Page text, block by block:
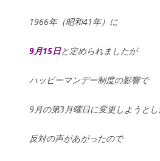
1966年（昭和41年）に
9月15日と定められましたが
ハッピーマンデー制度の影響で
9月の第3月曜日に変更しようと
反対の声があがったので